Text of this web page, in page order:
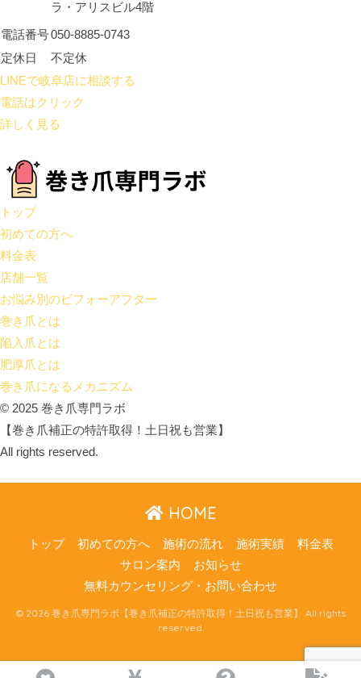
ラ・アリスビル4階
電話番号050-8885-0743
定休日
不定休
LINEで岐阜店に相談する
電話はクリック
詳しく見る
トップ
初めての方へ
料金表
店舗一覧
お悩み別のビフォーアフター
巻き爪とは
陥入爪とは
肥厚爪とは
巻き爪になるメカニズム
© 2025 巻き爪専門ラボ
【巻き爪補正の特許取得！土日祝も営業】
All rights reserved.
HOME
トップ 初めての方へ 施術の流れ 施術実績
料金表
サロン案内
お知らせ
無料カウンセリング・お問い合わせ
© 2026 巻き爪専門ラボ【巻き爪補正の特許取得！土日祝も営業】 All rights
reserved.